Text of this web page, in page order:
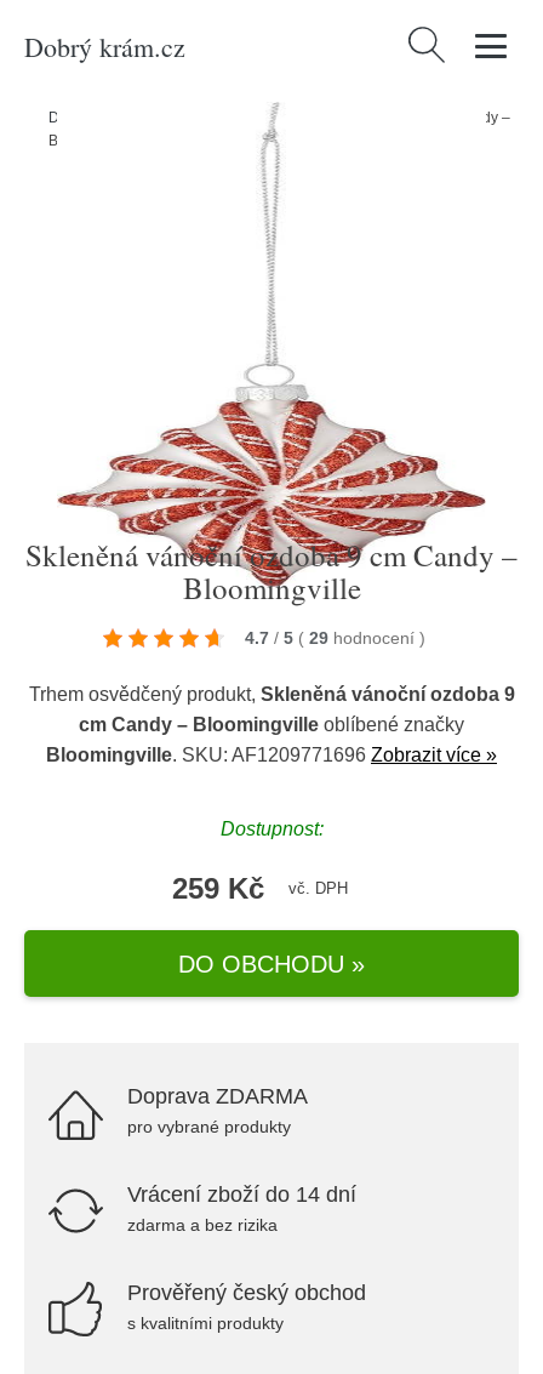
Dobrý krám.cz Vyhledávání
Domů
Skleněná vánoční ozdoba 9 cm Candy –
Bloomingville
Skleněná vánoční ozdoba 9 cm Candy –
Bloomingville
4.7 / 5 ( 29 hodnocení )
Trhem osvědčený produkt, Skleněná vánoční ozdoba 9
cm Candy – Bloomingville oblíbené značky
Bloomingville. SKU: AF1209771696 Zobrazit více »
Dostupnost:
259 Kč vč. DPH
DO OBCHODU »
Doprava ZDARMA
pro vybrané produkty
Vrácení zboží do 14 dní
zdarma a bez rizika
Prověřený český obchod
s kvalitními produkty